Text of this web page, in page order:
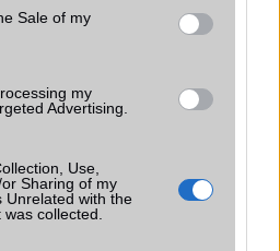
Sale of my
my
Advertising.
Use,
Sharing of my
Unrelated with the
collected.
ANT+ support
alap szolgáltatás
2
Van